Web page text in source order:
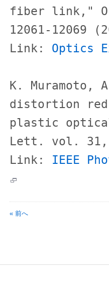
fiber link,"
12061-12069
Link: Optics
K. Muramoto,
distortion
plastic
Lett. vol. 31,
Link: IEEE
« 前へ